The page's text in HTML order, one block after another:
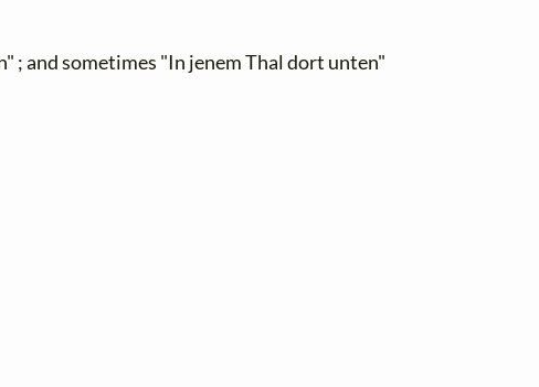
; and sometimes "In jenem Thal dort unten"